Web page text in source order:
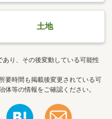
土地
り、その後変動している可能性
要時間も掲載後変更されている可
等の情報をご確認ください。